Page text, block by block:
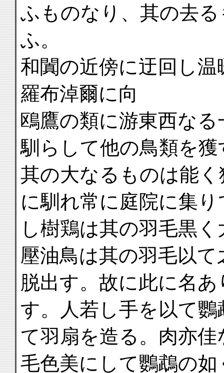
ふものなり、其の去
ふ。
和闐の近傍に迂回し
羅布淖爾に向
鴎鷹の類に游東西な
馴らして他の鳥類を獲
其の大なるものは能
に馴れ常に庭院に集り
し樹鶏は其の羽毛黒
壓油鳥は其の羽毛以
脱出す。故に此に名あ
す。人若し手を以て
て羽扇を造る。肉亦佳
毛色美にして鸚鵡の